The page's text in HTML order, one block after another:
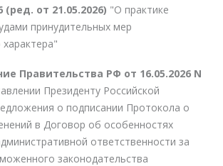
(ред. от 21.05.2026) "О практике
принудительных мер
Правительства РФ от 16.05.2026 N
Президенту Российской
о подписании Протокола о
в Договор об особенностях
ответственности за
законодательства